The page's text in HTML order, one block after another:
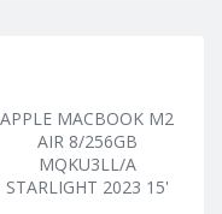
APPLE MACBOOK M2
AIR 8/256GB
MQKU3LL/A
STARLIGHT 2023 15'